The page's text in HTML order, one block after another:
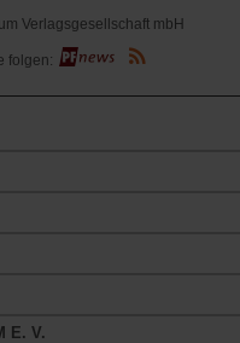
Verlagsgesellschaft mbH
(Öffnet
in
neuen
folgen:
E. V.